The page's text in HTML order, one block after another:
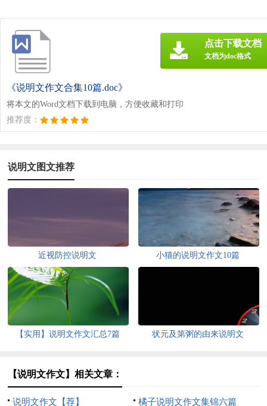
《说明文作文合集10篇.doc》
将本文的Word文档下载到电脑，方便收藏和打印
推荐度：
点击下载文档
文档为doc格式
说明文图文推荐
近视防控说明文 小猫的说明文作文10篇
【实用】说明文作文汇总7篇 状元及第粥的由来说明文
【说明文作文】相关文章：
说明文作文【荐】 橘子说明文作文集锦六篇